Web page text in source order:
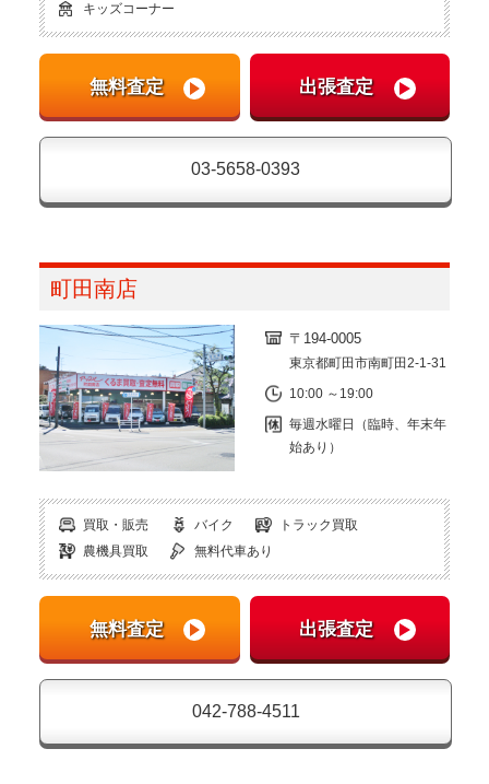
キッズコーナー
03-5658-0393
町田南店
〒194-0005
東京都町田市南町田2-1-31
10:00 ～19:00
毎週水曜日（臨時、年末年
始あり）
買取・販売 バイク
トラック買取
農機具買取
無料代車あり
042-788-4511